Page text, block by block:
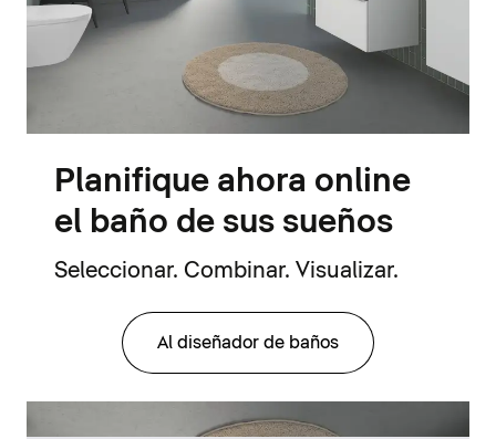
Planifique ahora online
el baño de sus sueños
Seleccionar. Combinar. Visualizar.
Al diseñador de baños